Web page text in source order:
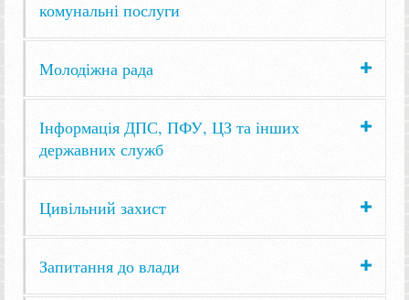
комунальні послуги
Молодіжна рада
Інформація ДПС, ПФУ, ЦЗ та інших
державних служб
Цивільний захист
Запитання до влади